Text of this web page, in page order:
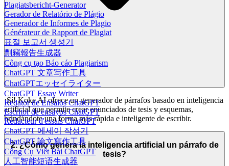
Plagiatsbericht-Generator
Gerador de Relatório de Plágio
Generador de Informes de Plagio
Générateur de Rapport de Plagiat
표절 보고서 생성기
剽竊報告生成器
Công cụ tạo Báo cáo Plagiarism
ChatGPT 文章写作工具
ChatGPTエッセイライター
ChatGPT Essay Writer
Redator de Ensaios ChatGPT
Escritor de ensayos ChatGPT
Rédacteur d'essais ChatGPT
ChatGPT 에세이 작성기
ChatGPT 論文寫作工具
Công Cụ Viết Bài ChatGPT
人工智能短语生成器
¡Sí! Koke AI ofrece un generador de párrafos basado en inteligencia
artificial que permite crear enunciados de tesis y esquemas,
brindándote una forma más rápida e inteligente de escribir.
2. ¿Cómo genera la inteligencia artificial un párrafo de
tesis?